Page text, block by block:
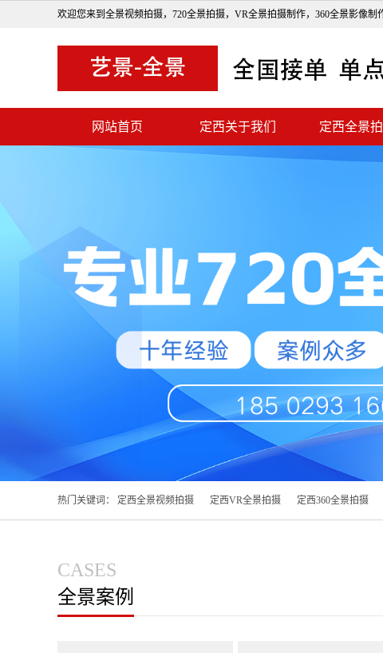
欢迎您来到全景视频拍摄，720全景拍摄，VR全景拍摄制作，360全景影像制
网站首页 定西关于我们 定西全景
热门关键词： 定西全景视频拍摄 定西VR全景拍摄 定西360全景拍摄
CASES
全景案例